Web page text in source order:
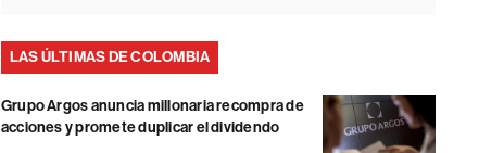
LAS ÚLTIMAS DE COLOMBIA
Grupo Argos anuncia millonaria recompra de
acciones y promete duplicar el dividendo